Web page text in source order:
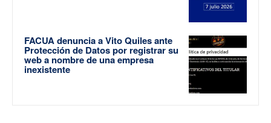
FACUA denuncia a Vito Quiles ante
Protección de Datos por registrar su
web a nombre de una empresa
inexistente